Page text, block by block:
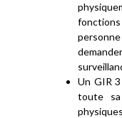
Un GIR
toute